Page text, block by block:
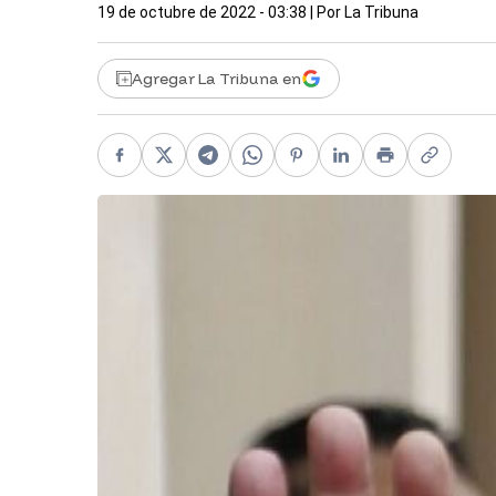
19 de octubre de 2022 - 03:38 | Por La Tribuna
Agregar La Tribuna en
Facebook
X TelegramWhatsApp
PinterestLinkedIn
PrintCopy